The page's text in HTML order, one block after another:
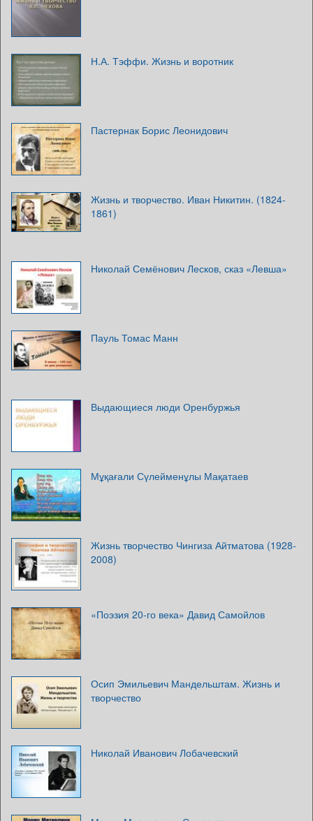
Н.А. Тэффи. Жизнь и воротник
Пастернак Борис Леонидович
Жизнь и творчество. Иван Никитин. (1824-
1861)
Николай Семёнович Лесков, сказ «Левша»
Пауль Томас Манн
Выдающиеся люди Оренбуржья
Мұқағали Сүлейменұлы Мақатаев
Жизнь творчество Чингиза Айтматова (1928-
2008)
«Поэзия 20-го века» Давид Самойлов
Осип Эмильевич Мандельштам. Жизнь и
творчество
Николай Иванович Лобачевский